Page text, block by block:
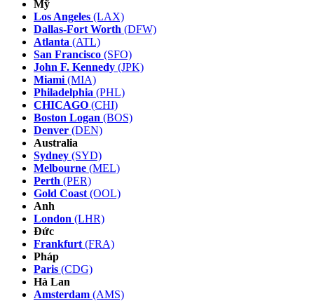
Mỹ
Los Angeles (LAX)
Dallas-Fort Worth (DFW)
Atlanta (ATL)
San Francisco (SFO)
John F. Kennedy (JPK)
Miami (MIA)
Philadelphia (PHL)
CHICAGO (CHI)
Boston Logan (BOS)
Denver (DEN)
Australia
Sydney (SYD)
Melbourne (MEL)
Perth (PER)
Gold Coast (OOL)
Anh
London (LHR)
Đức
Frankfurt (FRA)
Pháp
Paris (CDG)
Hà Lan
Amsterdam (AMS)